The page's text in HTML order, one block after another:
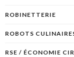
ROBINETTERIE
ROBOTS
RSE / ÉCONOMIE